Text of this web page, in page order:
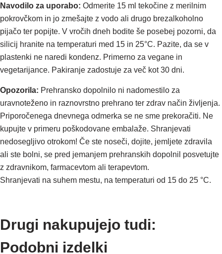
Navodilo za uporabo: Odmerite 15 ml tekočine z merilnim
pokrovčkom in jo zmešajte z vodo ali drugo brezalkoholno
pijačo ter popijte. V vročih dneh bodite še posebej pozorni, da
silicij hranite na temperaturi med 15 in 25°C. Pazite, da se v
plastenki ne naredi kondenz. Primerno za vegane in
vegetarijance. Pakiranje zadostuje za več kot 30 dni.
Opozorila: Prehransko dopolnilo ni nadomestilo za
uravnoteženo in raznovrstno prehrano ter zdrav način življenja.
Priporočenega dnevnega odmerka se ne sme prekoračiti. Ne
kupujte v primeru poškodovane embalaže. Shranjevati
nedosegljivo otrokom! Če ste noseči, dojite, jemljete zdravila
ali ste bolni, se pred jemanjem prehranskih dopolnil posvetujte
z zdravnikom, farmacevtom ali terapevtom.
Shranjevati na suhem mestu, na temperaturi od 15 do 25 °C.
Drugi nakupujejo tudi:
Podobni izdelki